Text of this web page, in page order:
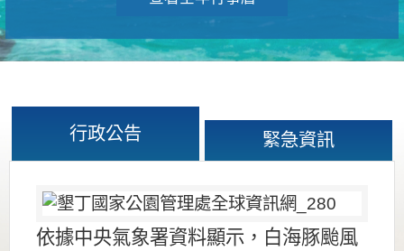
行政公告 緊急資訊
依據中央氣象署資料顯示，白海豚颱風